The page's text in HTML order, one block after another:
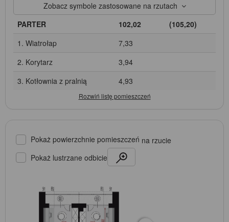
Zobacz symbole zastosowane na rzutach
PARTER
102,02
(105,20)
1. Wiatrołap
7,33
2. Korytarz
3,94
3. Kotłownia z pralnią
4,93
Pokaż powierzchnie pomieszczeń na rzucie
Pokaż lustrzane odbicie